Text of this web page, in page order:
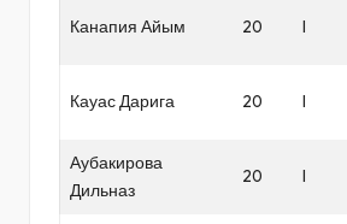
Канапия Айым 20 I
Кауас Дарига 20 I
Аубакирова
Дильназ
20 I